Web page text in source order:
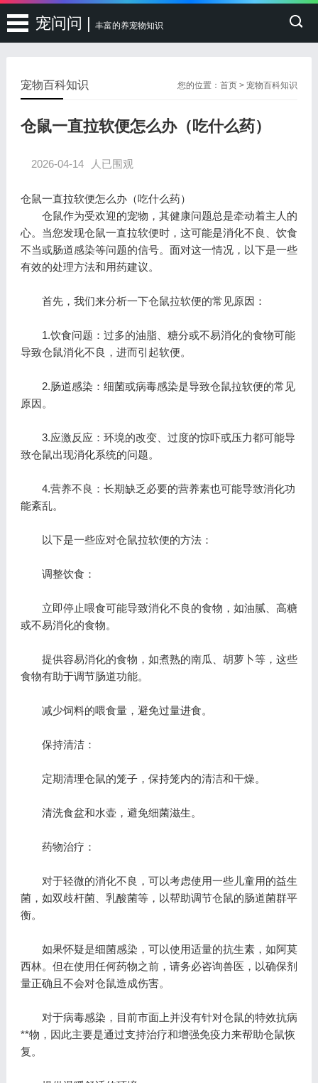
宠问问 | 丰富的养宠物知识
您的位置：首页 >宠物百科知识
宠物百科知识
仓鼠一直拉软便怎么办（吃什么药）
2026-04-14 人已围观
仓鼠一直拉软便怎么办（吃什么药）
仓鼠作为受欢迎的宠物，其健康问题总是牵动着主人的
心。当您发现仓鼠一直拉软便时，这可能是消化不良、饮食
不当或肠道感染等问题的信号。面对这一情况，以下是一些
有效的处理方法和用药建议。
首先，我们来分析一下仓鼠拉软便的常见原因：
1.饮食问题：过多的油脂、糖分或不易消化的食物可能
导致仓鼠消化不良，进而引起软便。
2.肠道感染：细菌或病毒感染是导致仓鼠拉软便的常见
原因。
3.应激反应：环境的改变、过度的惊吓或压力都可能导
致仓鼠出现消化系统的问题。
4.营养不良：长期缺乏必要的营养素也可能导致消化功
能紊乱。
以下是一些应对仓鼠拉软便的方法：
调整饮食：
立即停止喂食可能导致消化不良的食物，如油腻、高糖
或不易消化的食物。
提供容易消化的食物，如煮熟的南瓜、胡萝卜等，这些
食物有助于调节肠道功能。
减少饲料的喂食量，避免过量进食。
保持清洁：
定期清理仓鼠的笼子，保持笼内的清洁和干燥。
清洗食盆和水壶，避免细菌滋生。
药物治疗：
对于轻微的消化不良，可以考虑使用一些儿童用的益生
菌，如双歧杆菌、乳酸菌等，以帮助调节仓鼠的肠道菌群平
衡。
如果怀疑是细菌感染，可以使用适量的抗生素，如阿莫
西林。但在使用任何药物之前，请务必咨询兽医，以确保剂
量正确且不会对仓鼠造成伤害。
对于病毒感染，目前市面上并没有针对仓鼠的特效抗病
**物，因此主要是通过支持治疗和增强免疫力来帮助仓鼠恢
复。